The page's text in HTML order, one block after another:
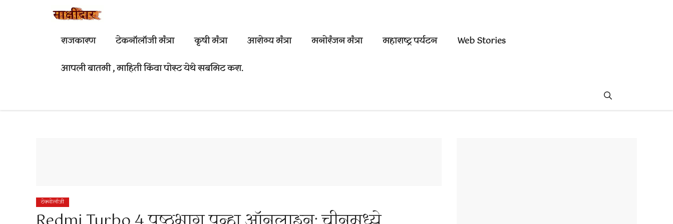
राजकारण टेकनॉलॉजी मंत्रा कृषी मंत्रा आरोग्य मंत्रा मनोरंजन मंत्रा महाराष्ट्र पर्यटन Web Stories
आपली बातमी , माहिती किंवा पोस्ट येथे सबमिट करा.
टेक्नोलॉजी